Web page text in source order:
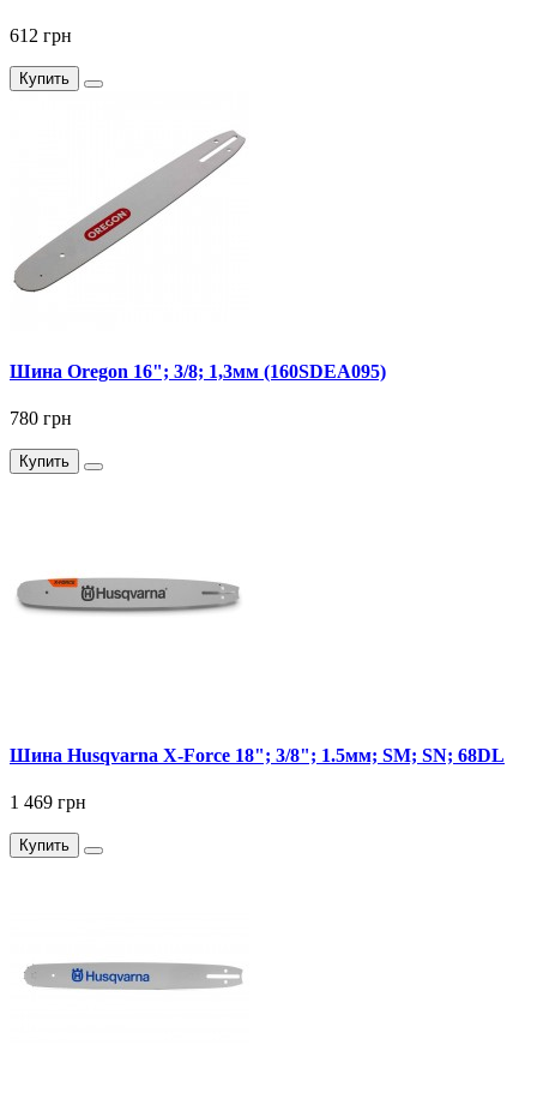
612 грн
Купить
Шина Oregon 16"; 3/8; 1,3мм (160SDEA095)
780 грн
Купить
Шина Husqvarna X-Force 18"; 3/8"; 1.5мм; SM; SN; 68DL
1 469 грн
Купить